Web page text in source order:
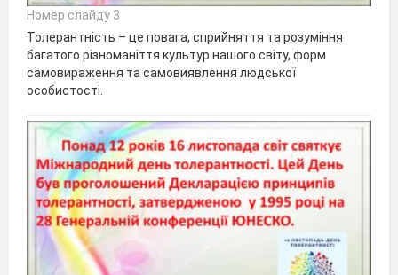
Номер слайду 3
Толерантність – це повага, сприйняття та розуміння
багатого різноманіття культур нашого світу, форм
самовираження та самовиявлення людської
особистості.